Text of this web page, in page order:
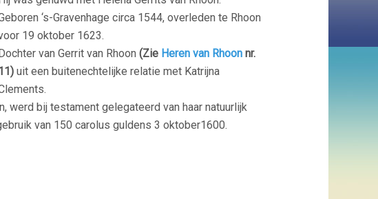
‘s-Gravenhage circa 1544, overleden te Rhoon
19 oktober 1623.
van Gerrit van Rhoon (Zie Heren van Rhoon nr.
uit een buitenechtelijke relatie met Katrijna
werd bij testament gelegateerd van haar natuurlijk
van 150 carolus guldens 3 oktober1600.